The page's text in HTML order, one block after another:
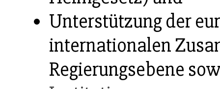
Unterstützung der
internationalen
Regierungsebene